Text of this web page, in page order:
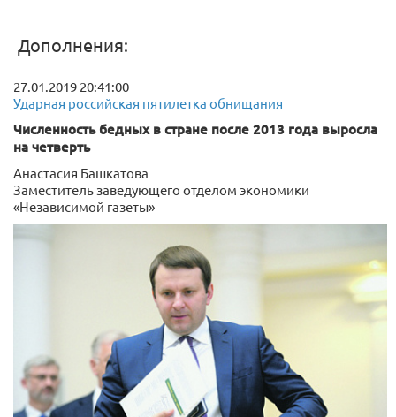
Дополнения:
27.01.2019 20:41:00
Ударная российская пятилетка обнищания
Численность бедных в стране после 2013 года выросла
на четверть
Анастасия Башкатова
Заместитель заведующего отделом экономики
«Независимой газеты»